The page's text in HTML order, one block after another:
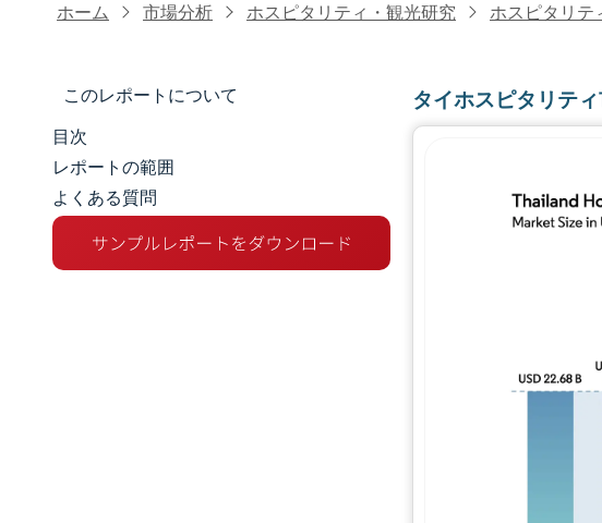
ホーム 市場分析 ホスピタリティ・観光研究 ホスピタリテ
このレポートについて
市場規模とシェア
市場分析
トレンドとインサイト
目次
レポートの範囲
よくある質問
タイホスピタリテ